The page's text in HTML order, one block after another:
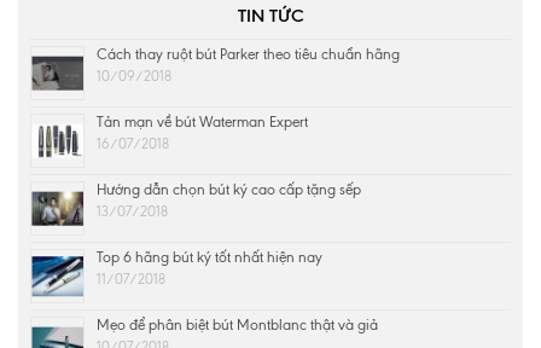
TIN TỨC
Cách thay ruột bút Parker theo tiêu chuẩn hãng
10/09/2018
Tản mạn về bút Waterman Expert
16/07/2018
Hướng dẫn chọn bút ký cao cấp tặng sếp
13/07/2018
Top 6 hãng bút ký tốt nhất hiện nay
11/07/2018
Mẹo để phân biệt bút Montblanc thật và giả